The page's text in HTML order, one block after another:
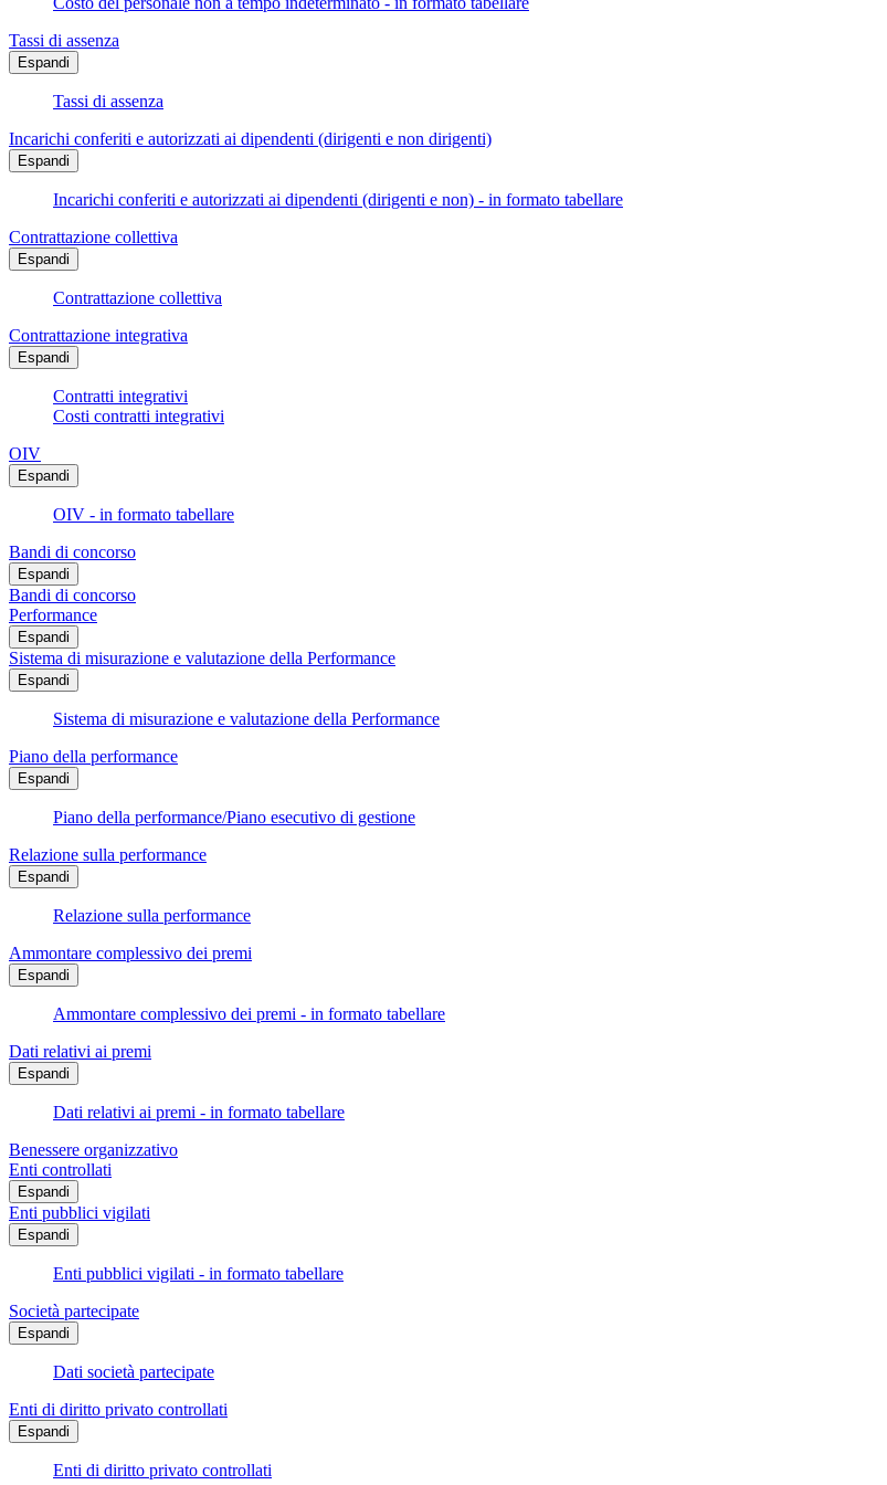
Tassi di assenza
Espandi
Tassi di assenza
Incarichi conferiti e autorizzati ai dipendenti (dirigenti e non dirigenti)
Espandi
Incarichi conferiti e autorizzati ai dipendenti (dirigenti e non) - in formato tabellare
Contrattazione collettiva
Espandi
Contrattazione collettiva
Contrattazione integrativa
Espandi
Contratti integrativi
Costi contratti integrativi
OIV
Espandi
OIV - in formato tabellare
Bandi di concorso
Espandi
Bandi di concorso
Performance
Espandi
Sistema di misurazione e valutazione della Performance
Espandi
Sistema di misurazione e valutazione della Performance
Piano della performance
Espandi
Piano della performance/Piano esecutivo di gestione
Relazione sulla performance
Espandi
Relazione sulla performance
Ammontare complessivo dei premi
Espandi
Ammontare complessivo dei premi - in formato tabellare
Dati relativi ai premi
Espandi
Dati relativi ai premi - in formato tabellare
Benessere organizzativo
Enti controllati
Espandi
Enti pubblici vigilati
Espandi
Enti pubblici vigilati - in formato tabellare
Società partecipate
Espandi
Dati società partecipate
Enti di diritto privato controllati
Espandi
Enti di diritto privato controllati